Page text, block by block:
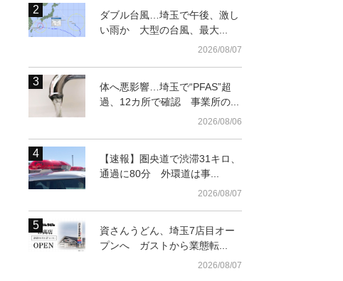
ダブル台風…埼玉で午後、激し
い雨か 大型の台風、最大...
2026/08/07
体へ悪影響…埼玉で“PFAS”超
過、12カ所で確認 事業所の...
2026/08/06
【速報】圏央道で渋滞31キロ、
通過に80分 外環道は事...
2026/08/07
資さんうどん、埼玉7店目オー
プンへ ガストから業態転...
2026/08/07